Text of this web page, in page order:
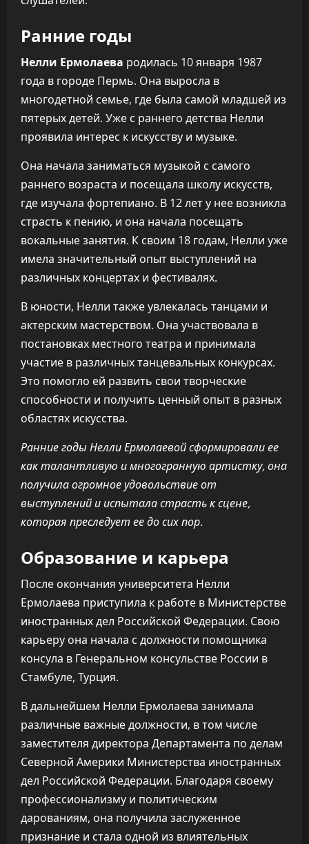
Ранние годы
Нелли Ермолаева родилась 10 января 1987
года в городе Пермь. Она выросла в
многодетной семье, где была самой младшей из
пятерых детей. Уже с раннего детства Нелли
проявила интерес к искусству и музыке.
Она начала заниматься музыкой с самого
раннего возраста и посещала школу искусств,
где изучала фортепиано. В 12 лет у нее возникла
страсть к пению, и она начала посещать
вокальные занятия. К своим 18 годам, Нелли уже
имела значительный опыт выступлений на
различных концертах и фестивалях.
В юности, Нелли также увлекалась танцами и
актерским мастерством. Она участвовала в
постановках местного театра и принимала
участие в различных танцевальных конкурсах.
Это помогло ей развить свои творческие
способности и получить ценный опыт в разных
областях искусства.
Ранние годы Нелли Ермолаевой сформировали ее
как талантливую и многогранную артистку, она
получила огромное удовольствие от
выступлений и испытала страсть к сцене,
которая преследует ее до сих пор.
Образование и карьера
После окончания университета Нелли
Ермолаева приступила к работе в Министерстве
иностранных дел Российской Федерации. Свою
карьеру она начала с должности помощника
консула в Генеральном консульстве России в
Стамбуле, Турция.
В дальнейшем Нелли Ермолаева занимала
различные важные должности, в том числе
заместителя директора Департамента по делам
Северной Америки Министерства иностранных
дел Российской Федерации. Благодаря своему
профессионализму и политическим
дарованиям, она получила заслуженное
признание и стала одной из влиятельных